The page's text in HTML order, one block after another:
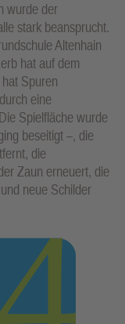
wurde der
stark beansprucht.
Altenhain
hat auf dem
Spuren
eine
Spielfläche wurde
beseitigt –, die
die
Zaun erneuert, die
neue Schilder